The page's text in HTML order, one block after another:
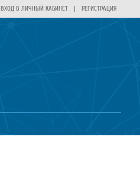
ВХОД В ЛИЧНЫЙ КАБИНЕТ | РЕГИСТРАЦИЯ